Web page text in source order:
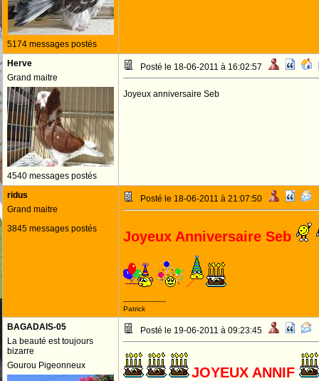
5174 messages postés
Herve
Grand maitre
4540 messages postés
Posté le 18-06-2011 à 16:02:57
Joyeux anniversaire Seb
ridus
Grand maitre
3845 messages postés
Posté le 18-06-2011 à 21:07:50
Joyeux Anniversaire Seb
--------------------
Patrick
BAGADAIS-05
La beauté est toujours
bizarre
Gourou Pigeonneux
Posté le 19-06-2011 à 09:23:45
JOYEUX ANNIF